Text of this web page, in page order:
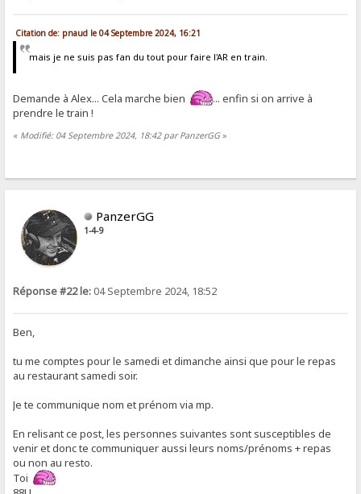
Citation de: pnaud le 04 Septembre 2024, 16:21
mais je ne suis pas fan du tout pour faire l'AR en train.
Demande à Alex... Cela marche bien
... enfin si on arrive à
prendre le train !
« Modifié: 04 Septembre 2024, 18:42 par PanzerGG»
PanzerGG
1-4-9
Réponse #22 le: 04 Septembre 2024, 18:52
Ben,
tu me comptes pour le samedi et dimanche ainsi que pour le repas
au restaurant samedi soir.
Je te communique nom et prénom via mp.
En relisant ce post, les personnes suivantes sont susceptibles de
venir et donc te communiquer aussi leurs noms/prénoms + repas
ou non au resto.
Toi